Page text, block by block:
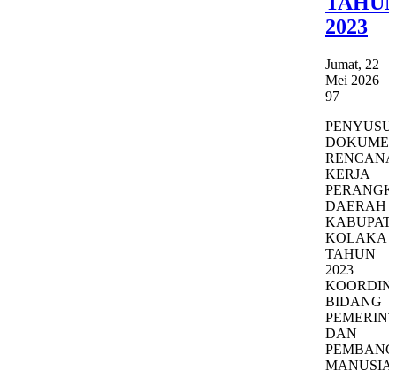
2023
Jumat, 22
Mei 2026
97
RENCANA
KERJA
DAERAH
KOLAKA
TAHUN
2023
BIDANG
DAN
MANUSIA